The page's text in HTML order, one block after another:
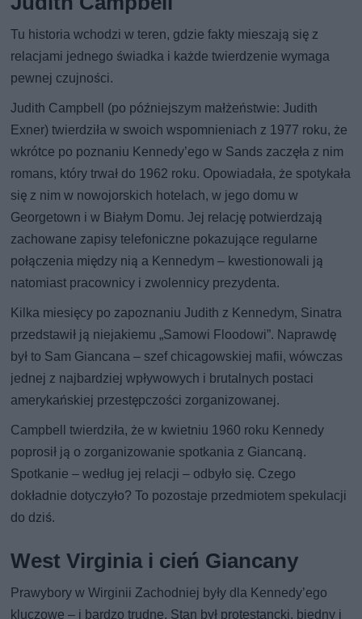
Tu historia wchodzi w teren, gdzie fakty mieszają się z
relacjami jednego świadka i każde twierdzenie wymaga
pewnej czujności.
Judith Campbell (po późniejszym małżeństwie: Judith
Exner) twierdziła w swoich wspomnieniach z 1977 roku, że
wkrótce po poznaniu Kennedy’ego w Sands zaczęła z nim
romans, który trwał do 1962 roku. Opowiadała, że spotykała
się z nim w nowojorskich hotelach, w jego domu w
Georgetown i w Białym Domu. Jej relację potwierdzają
zachowane zapisy telefoniczne pokazujące regularne
połączenia między nią a Kennedym – kwestionowali ją
natomiast pracownicy i zwolennicy prezydenta.
Kilka miesięcy po zapoznaniu Judith z Kennedym, Sinatra
przedstawił ją niejakiemu „Samowi Floodowi”. Naprawdę
był to Sam Giancana – szef chicagowskiej mafii, wówczas
jednej z najbardziej wpływowych i brutalnych postaci
amerykańskiej przestępczości zorganizowanej.
Campbell twierdziła, że w kwietniu 1960 roku Kennedy
poprosił ją o zorganizowanie spotkania z Giancaną.
Spotkanie – według jej relacji – odbyło się. Czego
dokładnie dotyczyło? To pozostaje przedmiotem spekulacji
do dziś.
West Virginia i cień Giancany
Prawybory w Wirginii Zachodniej były dla Kennedy’ego
kluczowe – i bardzo trudne. Stan był protestancki, biedny i